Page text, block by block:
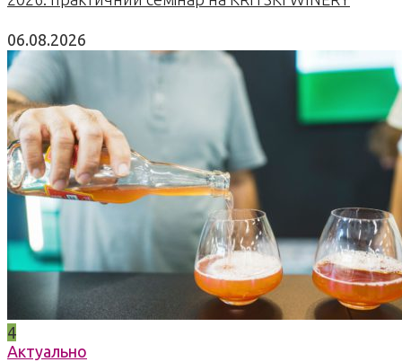
06.08.2026
4
Актуально